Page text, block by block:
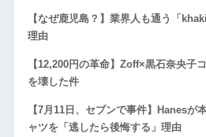
【なぜ鹿児島？】業界人も通う「
理由
【12,200円の革命】Zoff×黒石奈央子
を壊した件
【7月11日、セブンで事件】Hanesが
ャツを「逃したら後悔する」理由